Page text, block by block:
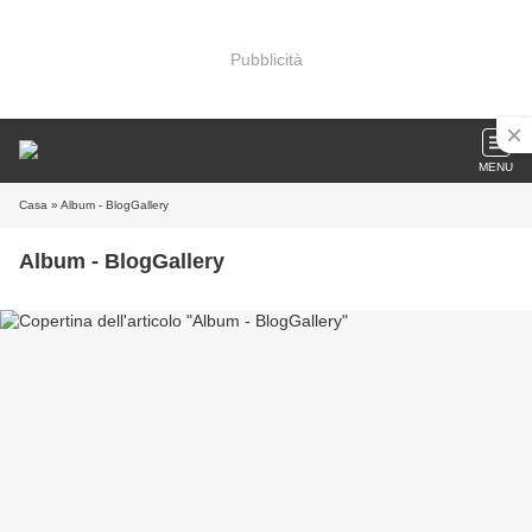
Pubblicità
MENU
Casa » Album - BlogGallery
Album - BlogGallery